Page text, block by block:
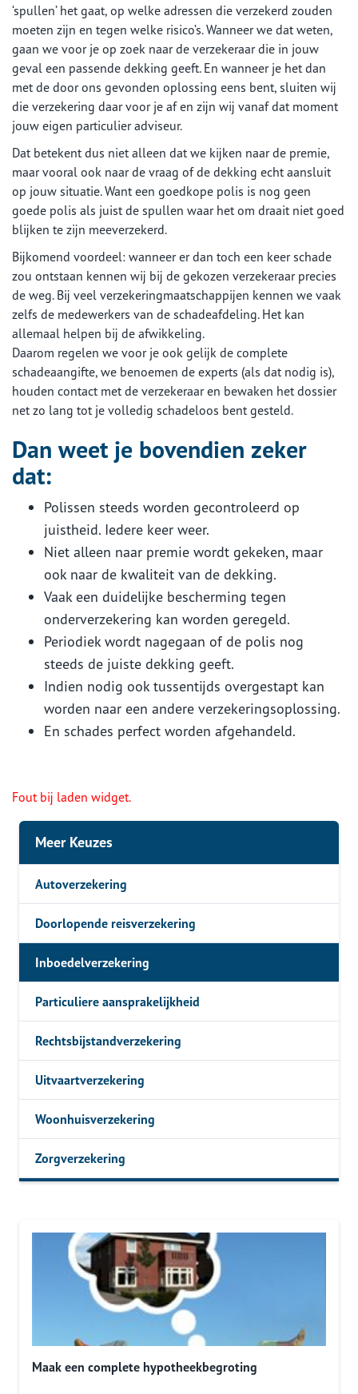
‘spullen’ het gaat, op welke adressen die verzekerd zouden
moeten zijn en tegen welke risico’s. Wanneer we dat weten,
gaan we voor je op zoek naar de verzekeraar die in jouw
geval een passende dekking geeft. En wanneer je het dan
met de door ons gevonden oplossing eens bent, sluiten wij
die verzekering daar voor je af en zijn wij vanaf dat moment
jouw eigen particulier adviseur.
Dat betekent dus niet alleen dat we kijken naar de premie,
maar vooral ook naar de vraag of de dekking echt aansluit
op jouw situatie. Want een goedkope polis is nog geen
goede polis als juist de spullen waar het om draait niet goed
blijken te zijn meeverzekerd.
Bijkomend voordeel: wanneer er dan toch een keer schade
zou ontstaan kennen wij bij de gekozen verzekeraar precies
de weg. Bij veel verzekeringmaatschappijen kennen we vaak
zelfs de medewerkers van de schadeafdeling. Het kan
allemaal helpen bij de afwikkeling.
Daarom regelen we voor je ook gelijk de complete
schadeaangifte, we benoemen de experts (als dat nodig is),
houden contact met de verzekeraar en bewaken het dossier
net zo lang tot je volledig schadeloos bent gesteld.
Dan weet je bovendien zeker
dat:
Polissen steeds worden gecontroleerd op
juistheid. Iedere keer weer.
Niet alleen naar premie wordt gekeken, maar
ook naar de kwaliteit van de dekking.
Vaak een duidelijke bescherming tegen
onderverzekering kan worden geregeld.
Periodiek wordt nagegaan of de polis nog
steeds de juiste dekking geeft.
Indien nodig ook tussentijds overgestapt kan
worden naar een andere verzekeringsoplossing.
En schades perfect worden afgehandeld.
Fout bij laden widget.
Meer Keuzes
Autoverzekering
Doorlopende reisverzekering
Inboedelverzekering
Particuliere aansprakelijkheid
Rechtsbijstandverzekering
Uitvaartverzekering
Woonhuisverzekering
Zorgverzekering
Maak een complete hypotheekbegroting